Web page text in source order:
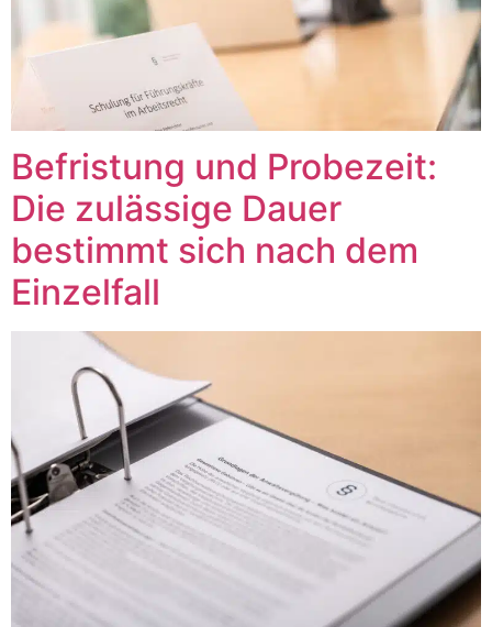
Befristung und Probezeit:
Die zulässige Dauer
bestimmt sich nach dem
Einzelfall